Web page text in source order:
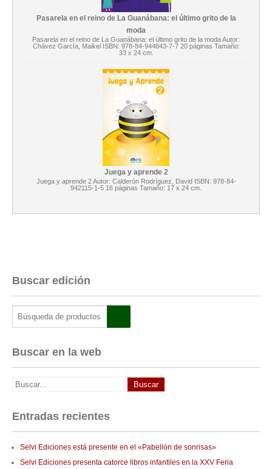
Pasarela en el reino de La Guanábana: el último grito de la
moda
Pasarela en el reino de La Guanábana: el último grito de la moda Autor:
Chávez García, Maikel ISBN: 978-84-944843-7-7 20 páginas Tamaño:
33 x 24 cm.
Juega y aprende 2
Juega y aprende 2 Autor: Calderón Rodríguez, David ISBN: 978-84-
942115-1-5 16 páginas Tamaño: 17 x 24 cm.
Buscar edición
Buscar en la web
Entradas recientes
Selvi Ediciones está presente en el «Pabellón de sonrisas»
Selvi Ediciones presenta catorce libros infantiles en la XXV Feria